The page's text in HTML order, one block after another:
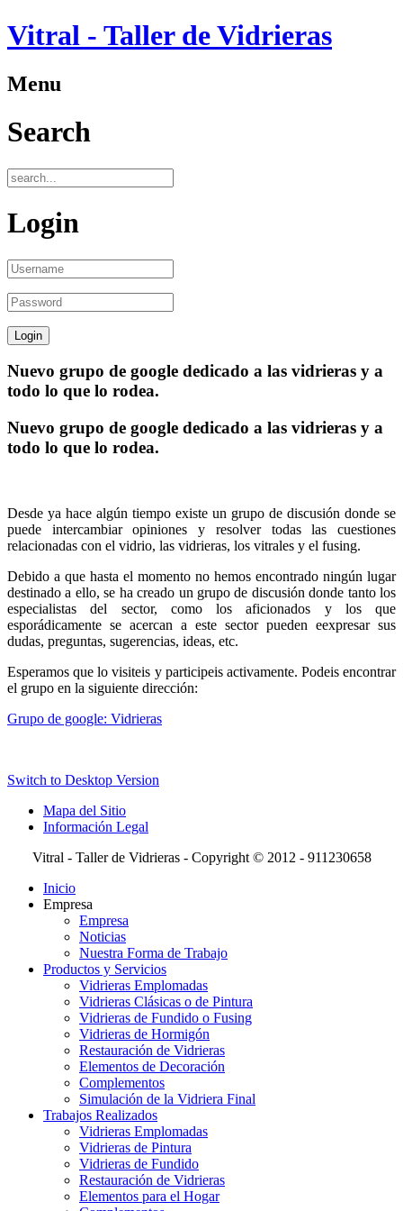
Vitral - Taller de Vidrieras
Menu
Search
Login
Nuevo grupo de google dedicado a las vidrieras y a
todo lo que lo rodea.
Nuevo grupo de google dedicado a las vidrieras y a
todo lo que lo rodea.
Desde ya hace algún tiempo existe un grupo de discusión donde se
puede intercambiar opiniones y resolver todas las cuestiones
relacionadas con el vidrio, las vidrieras, los vitrales y el fusing.
Debido a que hasta el momento no hemos encontrado ningún lugar
destinado a ello, se ha creado un grupo de discusión donde tanto los
especialistas del sector, como los aficionados y los que
esporádicamente se acercan a este sector pueden eexpresar sus
dudas, preguntas, sugerencias, ideas, etc.
Esperamos que lo visiteis y participeis activamente. Podeis encontrar
el grupo en la siguiente dirección:
Grupo de google: Vidrieras
Switch to Desktop Version
Mapa del Sitio
Información Legal
Vitral - Taller de Vidrieras - Copyright © 2012 - 911230658
Inicio
Empresa
Empresa
Noticias
Nuestra Forma de Trabajo
Productos y Servicios
Vidrieras Emplomadas
Vidrieras Clásicas o de Pintura
Vidrieras de Fundido o Fusing
Vidrieras de Hormigón
Restauración de Vidrieras
Elementos de Decoración
Complementos
Simulación de la Vidriera Final
Trabajos Realizados
Vidrieras Emplomadas
Vidrieras de Pintura
Vidrieras de Fundido
Restauración de Vidrieras
Elementos para el Hogar